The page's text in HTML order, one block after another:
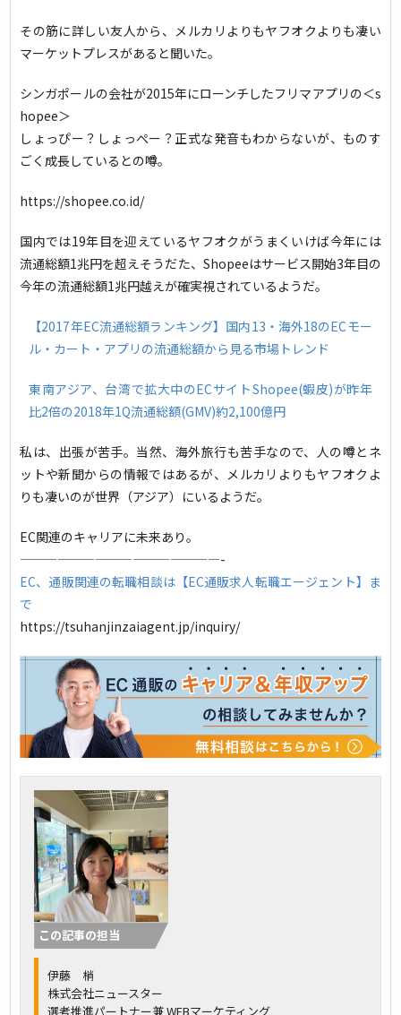
その筋に詳しい友人から、メルカリよりもヤフオクよりも凄い
マーケットプレスがあると聞いた。
シンガポールの会社が2015年にローンチしたフリマアプリの＜s
hopee＞
しょっぴー？しょっぺー？正式な発音もわからないが、ものす
ごく成長しているとの噂。
https://shopee.co.id/
国内では19年目を迎えているヤフオクがうまくいけば今年には
流通総額1兆円を超えそうだた、Shopeeはサービス開始3年目の
今年の流通総額1兆円越えが確実視されているようだ。
【2017年EC流通総額ランキング】国内13・海外18のECモー
ル・カート・アプリの流通総額から見る市場トレンド
東南アジア、台湾で拡大中のECサイトShopee(蝦皮)が昨年
比2倍の2018年1Q流通総額(GMV)約2,100億円
私は、出張が苦手。当然、海外旅行も苦手なので、人の噂とネ
ットや新聞からの情報ではあるが、メルカリよりもヤフオクよ
りも凄いのが世界（アジア）にいるようだ。
EC関連のキャリアに未来あり。
————————————————-
EC、通販関連の転職相談は【EC通販求人転職エージェント】ま
で
https://tsuhanjinzaiagent.jp/inquiry/
この記事の担当
伊藤 梢
株式会社ニュースター
選考推進パートナー兼 WEBマーケティング